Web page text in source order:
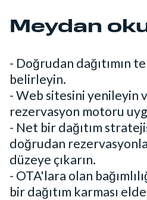
Meydan
- Doğrudan dağıtımın
belirleyin.
- Web sitesini yenileyin
rezervasyon motoru
- Net bir dağıtım
doğrudan
düzeye çıkarın.
- OTA'lara olan
bir dağıtım karması